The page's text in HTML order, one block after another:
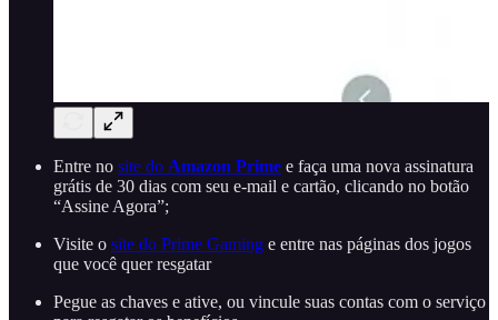
Entre no site do Amazon Prime e faça uma nova assinatura
grátis de 30 dias com seu e-mail e cartão, clicando no botão
“Assine Agora”;
Visite o site do Prime Gaming e entre nas páginas dos jogos
que você quer resgatar
Pegue as chaves e ative, ou vincule suas contas com o serviço